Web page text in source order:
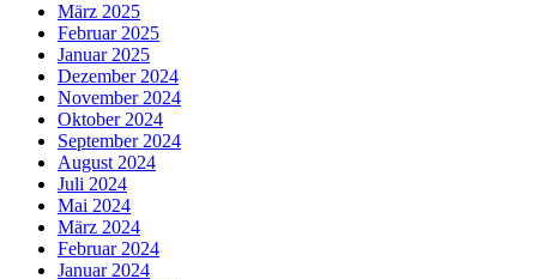
März 2025
Februar 2025
Januar 2025
Dezember 2024
November 2024
Oktober 2024
September 2024
August 2024
Juli 2024
Mai 2024
März 2024
Februar 2024
Januar 2024